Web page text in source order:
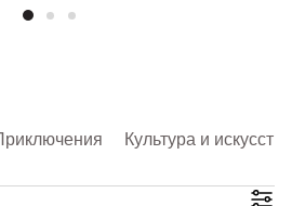
Приключения Культура и искусство